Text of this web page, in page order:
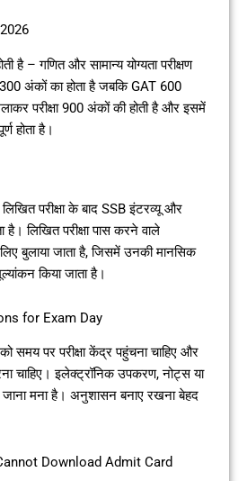
है – गणित और सामान्य योग्यता परीक्षण
अंकों का होता है जबकि GAT 600
परीक्षा 900 अंकों की होती है और इसमें
होता है।
परीक्षा के बाद SSB इंटरव्यू और
लिखित परीक्षा पास करने वाले
बुलाया जाता है, जिसमें उनकी मानसिक
किया जाता है।
for Exam Day
को समय पर परीक्षा केंद्र पहुंचना चाहिए और
चाहिए। इलेक्ट्रॉनिक उपकरण, नोट्स या
मना है। अनुशासन बनाए रखना बेहद
Download Admit Card